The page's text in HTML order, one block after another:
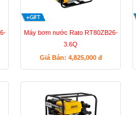
Máy bơm nước Rato RT80ZB26-
3.6Q
Giá Bán: 4,825,000 đ